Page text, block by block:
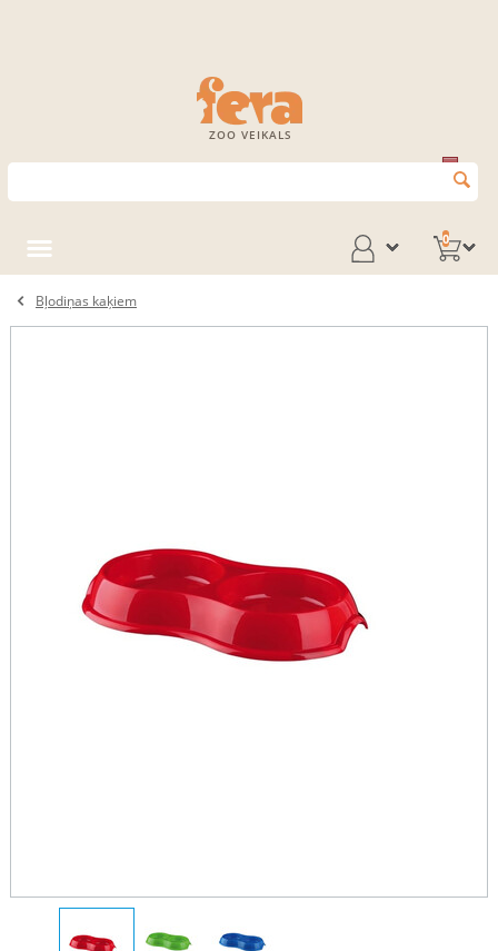
ZOO VEIKALS
0
Bļodiņas kaķiem